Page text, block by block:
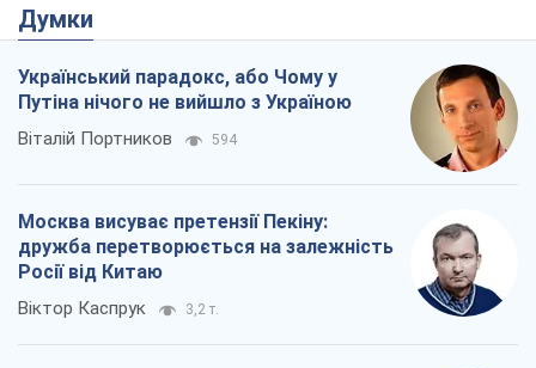
Думки
Український парадокс, або Чому у
Путіна нічого не вийшло з Україною
Віталій Портников 594
Москва висуває претензії Пекіну:
дружба перетворюється на залежність
Росії від Китаю
Віктор Каспрук 3,2 т.